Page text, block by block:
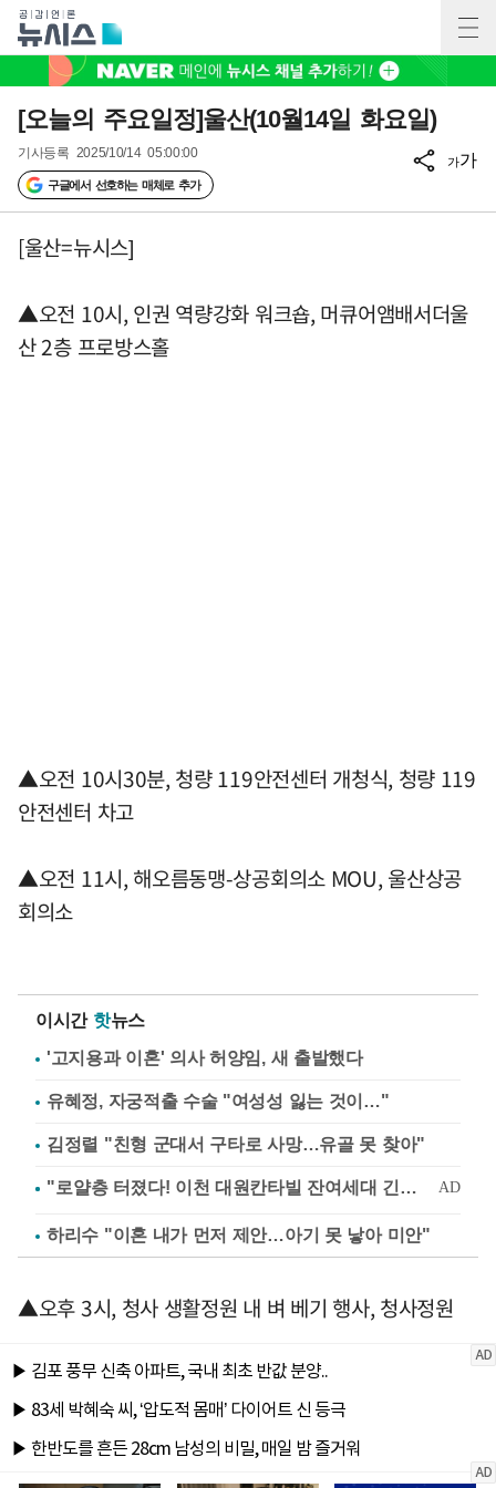
[오늘의 주요일정]울산(10월14일 화요일)
기사등록 2025/10/14 05:00:00
구글에서 선호하는 매체로 추가
가가
[울산=뉴시스]
▲오전 10시, 인권 역량강화 워크숍, 머큐어앰배서더울
산 2층 프로방스홀
▲오전 10시30분, 청량 119안전센터 개청식, 청량 119
안전센터 차고
▲오전 11시, 해오름동맹-상공회의소 MOU, 울산상공
회의소
이시간 핫뉴스
'고지용과 이혼' 의사 허양임, 새 출발했다
유혜정, 자궁적출 수술 "여성성 잃는 것이…"
김정렬 "친형 군대서 구타로 사망…유골 못 찾아"
하리수 "이혼 내가 먼저 제안…아기 못 낳아 미안"
▲오후 3시, 청사 생활정원 내 벼 베기 행사, 청사정원